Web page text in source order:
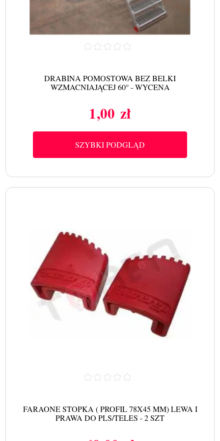
DRABINA POMOSTOWA BEZ BELKI
WZMACNIAJĄCEJ 60° - WYCENA
Cena
1,00 zł
SZYBKI PODGLĄD
FARAONE STOPKA ( PROFIL 78X45 MM) LEWA I
PRAWA DO PLS/TELES - 2 SZT